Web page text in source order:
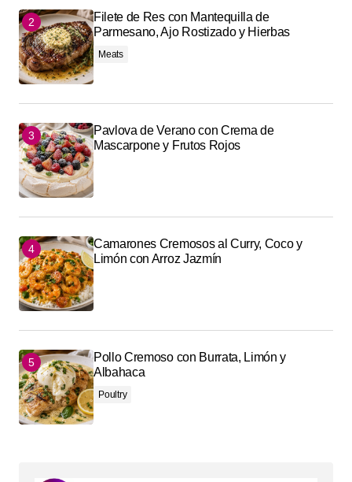
Filete de Res con Mantequilla de
Parmesano, Ajo Rostizado y Hierbas
Meats
Pavlova de Verano con Crema de
Mascarpone y Frutos Rojos
Camarones Cremosos al Curry, Coco y
Limón con Arroz Jazmín
Pollo Cremoso con Burrata, Limón y
Albahaca
Poultry